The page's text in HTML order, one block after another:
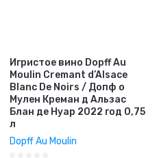
Игристое вино Dopff Au
Moulin Cremant d’Alsace
Blanc De Noirs / Допф о
Мулен Креман д Альзас
Блан де Нуар 2022 год 0,75
л
Dopff Au Moulin